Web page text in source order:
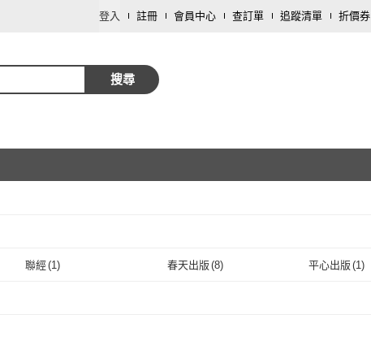
登入 註冊 會員中心 查訂單 追蹤清單 折價券
搜尋
聯經(1) 春天出版 (8) 平心出版 (1)